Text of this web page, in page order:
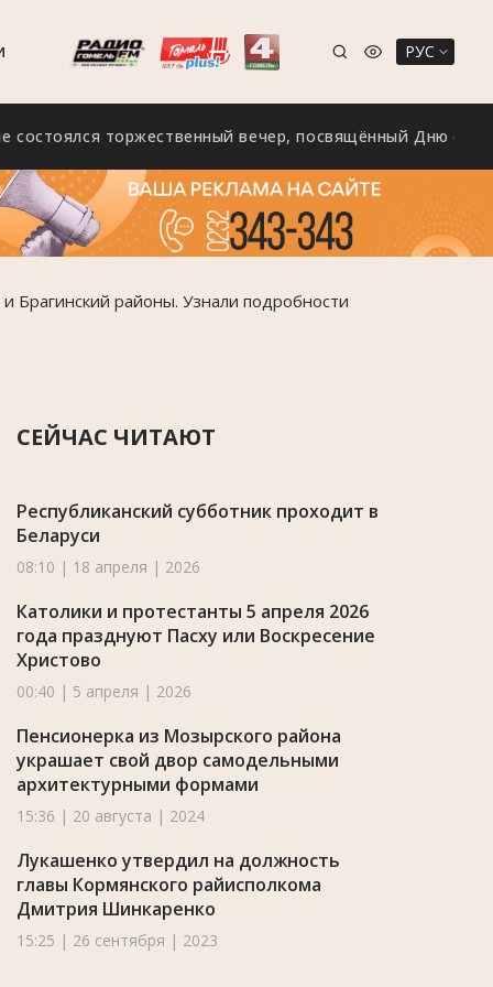
РУС
торжественный вечер, посвящённый Дню строителя
Брагинский районы. Узнали подробности
СЕЙЧАС ЧИТАЮТ
Республиканский субботник проходит в
Беларуси
08:10 | 18 апреля | 2026
Католики и протестанты 5 апреля 2026
года празднуют Пасху или Воскресение
Христово
00:40 | 5 апреля | 2026
Пенсионерка из Мозырского района
украшает свой двор самодельными
архитектурными формами
15:36 | 20 августа | 2024
Лукашенко утвердил на должность
главы Кормянского райисполкома
Дмитрия Шинкаренко
15:25 | 26 сентября | 2023